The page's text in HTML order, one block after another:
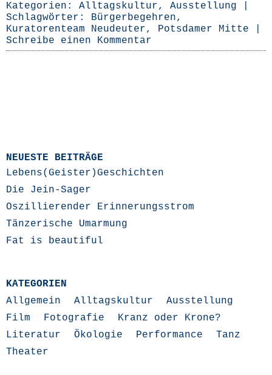
Kategorien: Alltagskultur, Ausstellung
Schlagwörter: Bürgerbegehren,
Kuratorenteam Neudeuter, Potsdamer Mitte
Schreibe einen Kommentar
NEUESTE BEITRÄGE
Lebens(Geister)Geschichten
Die Jein-Sager
Oszillierender Erinnerungsstrom
Tänzerische Umarmung
Fat is beautiful
KATEGORIEN
Allgemein
Alltagskultur
Ausstellung
Film
Fotografie
Kranz oder Krone?
Literatur
Ökologie Performance
Tanz
Theater